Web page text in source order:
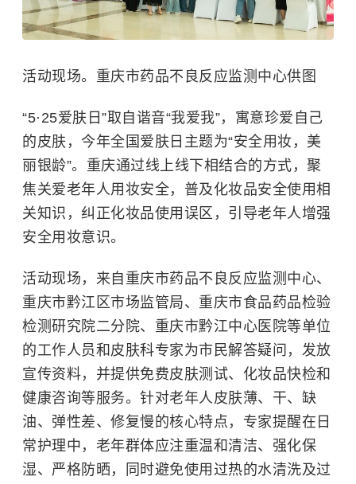
活动现场。重庆市药品不良反应监测中心供图
“5·25爱肤日”取自谐音“我爱我”，寓意珍爱自己
的皮肤，今年全国爱肤日主题为“安全用妆，美
丽银龄”。重庆通过线上线下相结合的方式，聚
焦关爱老年人用妆安全，普及化妆品安全使用相
关知识，纠正化妆品使用误区，引导老年人增强
安全用妆意识。
活动现场，来自重庆市药品不良反应监测中心、
重庆市黔江区市场监管局、重庆市食品药品检验
检测研究院二分院、重庆市黔江中心医院等单位
的工作人员和皮肤科专家为市民解答疑问，发放
宣传资料，并提供免费皮肤测试、化妆品快检和
健康咨询等服务。针对老年人皮肤薄、干、缺
油、弹性差、修复慢的核心特点，专家提醒在日
常护理中，老年群体应注重温和清洁、强化保
湿、严格防晒，同时避免使用过热的水清洗及过